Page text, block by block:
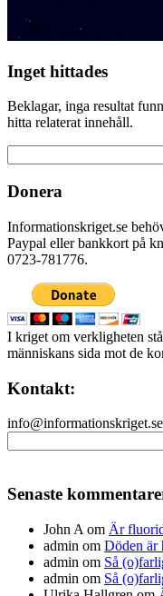
Inget hittades
Beklagar, inga resultat
hitta relaterat innehåll.
efter:
Donera
Informationskriget.se
Paypal eller bankkort på
0723-781776.
I kriget om verkligheten
människans sida mot de
Kontakt:
info@informationskriget.se
efter:
Senaste
John A om Är
admin om Döden är
admin om Så
admin om Så